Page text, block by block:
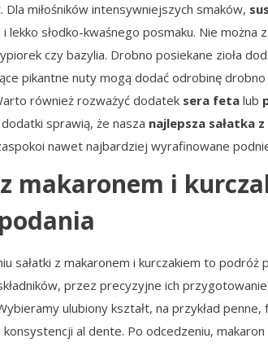
miłośników intensywniejszych smaków,
lekko słodko-kwaśnego posmaku. Nie można
czy bazylia. Drobno posiekane zioła
pikantne nuty mogą dodać odrobinę
również rozważyć dodatek sera feta lub
sprawią, że nasza najlepsza sałatka
nawet najbardziej wyrafinowane
makaronem i
sałatki z makaronem i kurczakiem to podróż
przez precyzyjne ich
ulubiony kształt, na przykład
al dente. Po odcedzeniu,